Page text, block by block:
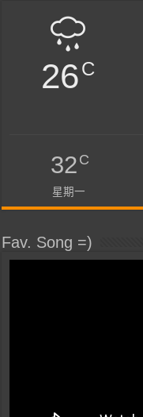
26C
32C
星期一
Fav. Song =)